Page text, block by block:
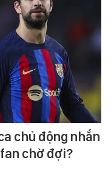
chủ động nhắn
chờ đợi?